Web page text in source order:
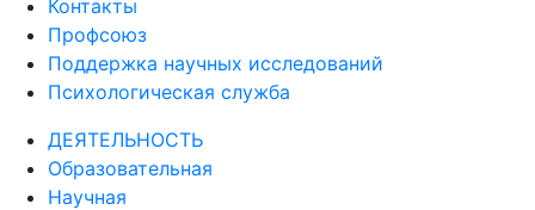
Контакты
Профсоюз
Поддержка научных исследований
Психологическая служба
ДЕЯТЕЛЬНОСТЬ
Образовательная
Научная